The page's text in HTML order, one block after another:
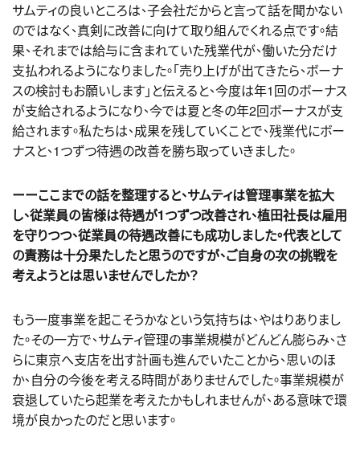
サムティの良いところは、子会社だからと言って話を聞かない
のではなく、真剣に改善に向けて取り組んでくれる点です。結
果、それまでは給与に含まれていた残業代が、働いた分だけ
支払われるようになりました。「売り上げが出てきたら、ボーナ
スの検討もお願いします」と伝えると、今度は年1回のボーナス
が支給されるようになり、今では夏と冬の年2回ボーナスが支
給されます。私たちは、成果を残していくことで、残業代にボー
ナスと、1つずつ待遇の改善を勝ち取っていきました。
ーーここまでの話を整理すると、サムティは管理事業を拡大
し、従業員の皆様は待遇が1つずつ改善され、植田社長は雇用
を守りつつ、従業員の待遇改善にも成功しました。代表として
の責務は十分果たしたと思うのですが、ご自身の次の挑戦を
考えようとは思いませんでしたか？
もう一度事業を起こそうかなという気持ちは、やはりありまし
た。その一方で、サムティ管理の事業規模がどんどん膨らみ、さ
らに東京へ支店を出す計画も進んでいたことから、思いのほ
か、自分の今後を考える時間がありませんでした。事業規模が
衰退していたら起業を考えたかもしれませんが、ある意味で環
境が良かったのだと思います。